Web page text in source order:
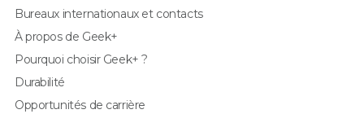
Bureaux internationaux et contacts
À propos de Geek+
Pourquoi choisir Geek+ ?
Durabilité
Opportunités de carrière